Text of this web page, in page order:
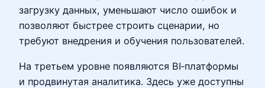
загрузку данных, уменьшают число ошибок и
позволяют быстрее строить сценарии, но
требуют внедрения и обучения пользователей.
На третьем уровне появляются BI‑платформы
и продвинутая аналитика. Здесь уже доступны